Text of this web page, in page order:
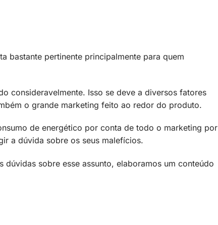
bastante pertinente principalmente para quem
consideravelmente. Isso se deve a diversos fatores
o grande marketing feito ao redor do produto.
de energético por conta de todo o marketing por
a dúvida sobre os seus malefícios.
sobre esse assunto, elaboramos um conteúdo